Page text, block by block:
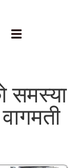
समस्या